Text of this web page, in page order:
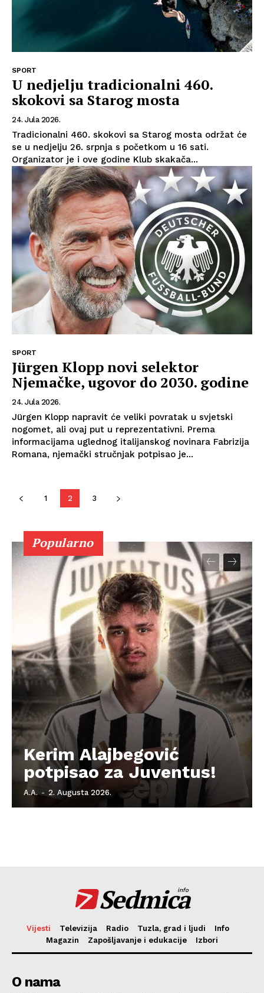
SPORT
U nedjelju tradicionalni 460.
skokovi sa Starog mosta
24. Jula 2026.
Tradicionalni 460. skokovi sa Starog mosta održat će
se u nedjelju 26. srpnja s početkom u 16 sati.
Organizator je i ove godine Klub skakača...
SPORT
Jürgen Klopp novi selektor
Njemačke, ugovor do 2030. godine
24. Jula 2026.
Jürgen Klopp napravit će veliki povratak u svjetski
nogomet, ali ovaj put u reprezentativni. Prema
informacijama uglednog italijanskog novinara Fabrizija
Romana, njemački stručnjak potpisao je...
1 2 3
Popularno
Kerim Alajbegović
potpisao za Juventus!
A.A. - 2. Augusta 2026.
Sedmica
info
Vijesti Televizija Radio Tuzla, grad i ljudi
Info
Magazin
Zapošljavanje i edukacije Izbori
O nama